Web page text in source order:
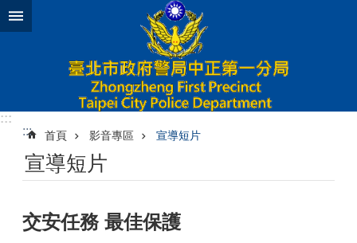
跳到主要內容區塊
:::
:::
首頁 影音專區 宣導短片
宣導短片
交安任務 最佳保護